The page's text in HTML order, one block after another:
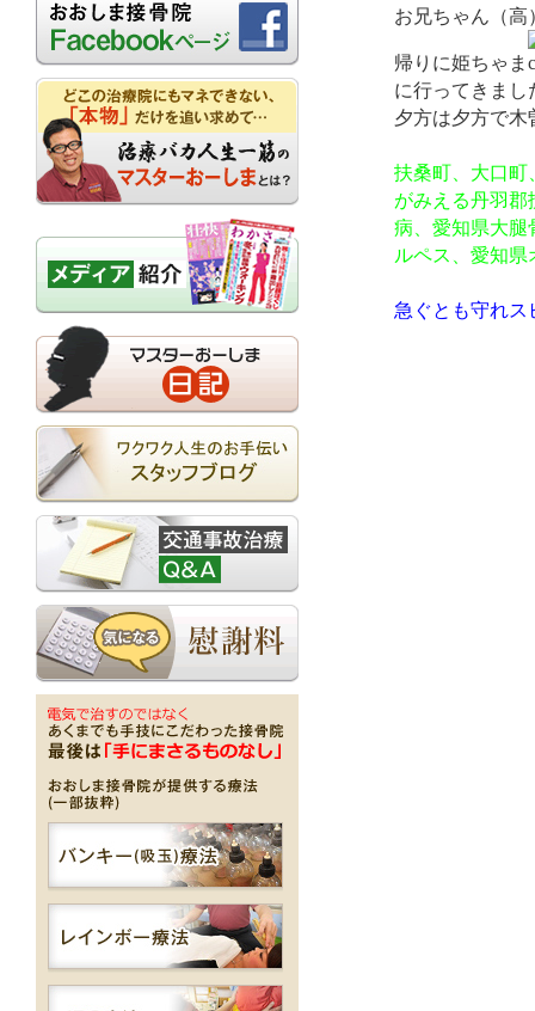
お兄ちゃん（高
帰りに姫ちゃま
に行ってきまし
夕方は夕方で木
扶桑町、大口町
がみえる丹羽郡
病、愛知県大腿
ルペス、愛知
急ぐとも守れス